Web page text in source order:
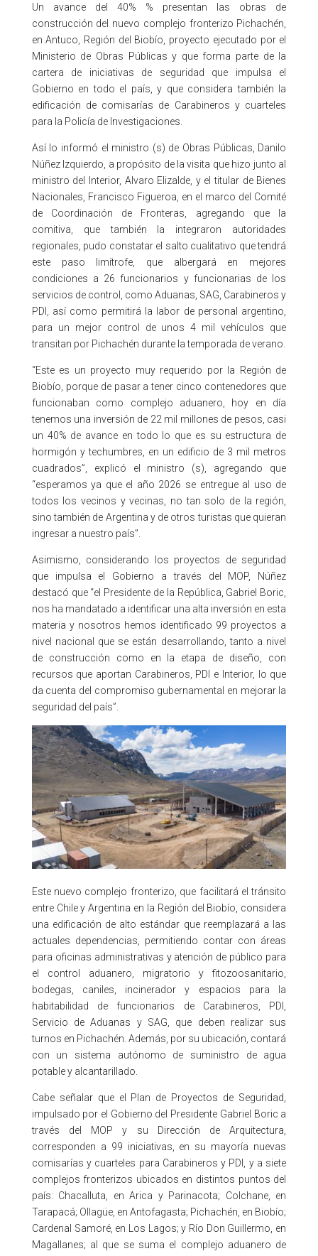
Un avance del 40% % presentan las obras de
construcción del nuevo complejo fronterizo Pichachén,
en Antuco, Región del Biobío, proyecto ejecutado por el
Ministerio de Obras Públicas y que forma parte de la
cartera de iniciativas de seguridad que impulsa el
Gobierno en todo el país, y que considera también la
edificación de comisarías de Carabineros y cuarteles
para la Policía de Investigaciones.
Así lo informó el ministro (s) de Obras Públicas, Danilo
Núñez Izquierdo, a propósito de la visita que hizo junto al
ministro del Interior, Alvaro Elizalde, y el titular de Bienes
Nacionales, Francisco Figueroa, en el marco del Comité
de Coordinación de Fronteras, agregando que la
comitiva, que también la integraron autoridades
regionales, pudo constatar el salto cualitativo que tendrá
este paso limítrofe, que albergará en mejores
condiciones a 26 funcionarios y funcionarias de los
servicios de control, como Aduanas, SAG, Carabineros y
PDI, así como permitirá la labor de personal argentino,
para un mejor control de unos 4 mil vehículos que
transitan por Pichachén durante la temporada de verano.
“Este es un proyecto muy requerido por la Región de
Biobío, porque de pasar a tener cinco contenedores que
funcionaban como complejo aduanero, hoy en día
tenemos una inversión de 22 mil millones de pesos, casi
un 40% de avance en todo lo que es su estructura de
hormigón y techumbres, en un edificio de 3 mil metros
cuadrados”, explicó el ministro (s), agregando que
“esperamos ya que el año 2026 se entregue al uso de
todos los vecinos y vecinas, no tan solo de la región,
sino también de Argentina y de otros turistas que quieran
ingresar a nuestro país”.
Asimismo, considerando los proyectos de seguridad
que impulsa el Gobierno a través del MOP, Núñez
destacó que “el Presidente de la República, Gabriel Boric,
nos ha mandatado a identificar una alta inversión en esta
materia y nosotros hemos identificado 99 proyectos a
nivel nacional que se están desarrollando, tanto a nivel
de construcción como en la etapa de diseño, con
recursos que aportan Carabineros, PDI e Interior, lo que
da cuenta del compromiso gubernamental en mejorar la
seguridad del país”.
Este nuevo complejo fronterizo, que facilitará el tránsito
entre Chile y Argentina en la Región del Biobío, considera
una edificación de alto estándar que reemplazará a las
actuales dependencias, permitiendo contar con áreas
para oficinas administrativas y atención de público para
el control aduanero, migratorio y fitozoosanitario,
bodegas, caniles, incinerador y espacios para la
habitabilidad de funcionarios de Carabineros, PDI,
Servicio de Aduanas y SAG, que deben realizar sus
turnos en Pichachén. Además, por su ubicación, contará
con un sistema autónomo de suministro de agua
potable y alcantarillado.
Cabe señalar que el Plan de Proyectos de Seguridad,
impulsado por el Gobierno del Presidente Gabriel Boric a
través del MOP y su Dirección de Arquitectura,
corresponden a 99 iniciativas, en su mayoría nuevas
comisarías y cuarteles para Carabineros y PDI, y a siete
complejos fronterizos ubicados en distintos puntos del
país: Chacalluta, en Arica y Parinacota; Colchane, en
Tarapacá; Ollagüe, en Antofagasta; Pichachén, en Biobío;
Cardenal Samoré, en Los Lagos; y Río Don Guillermo, en
Magallanes; al que se suma el complejo aduanero de